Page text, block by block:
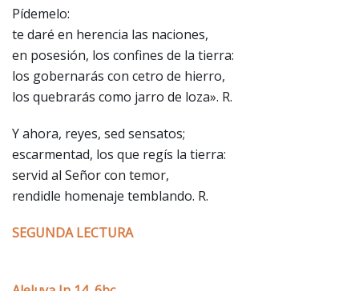
Pídemelo:
te daré en herencia las naciones,
en posesión, los confines de la tierra:
los gobernarás con cetro de hierro,
los quebrarás como jarro de loza». R.
Y ahora, reyes, sed sensatos;
escarmentad, los que regís la tierra:
servid al Señor con temor,
rendidle homenaje temblando. R.
SEGUNDA LECTURA